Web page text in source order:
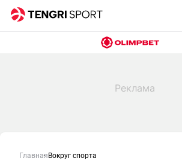
Главная Вокруг спорта